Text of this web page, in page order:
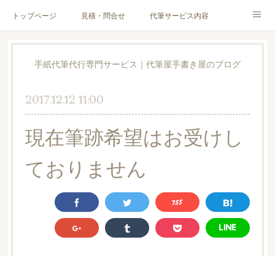
トップページ 見積・問合せ 代筆サービス内容
料金表 代筆サンプル 手紙文章作成代行サービス
ブログ お客様の声
Instagram
手紙代筆代行専門サービス｜代筆屋手書き屋のブログ
2017.12.12 11:00
現在筆跡希望はお受けし
ておりません